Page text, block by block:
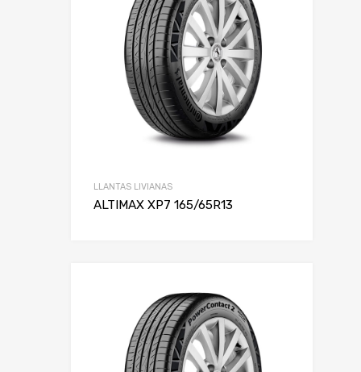
LLANTAS LIVIANAS
ALTIMAX XP7 165/65R13